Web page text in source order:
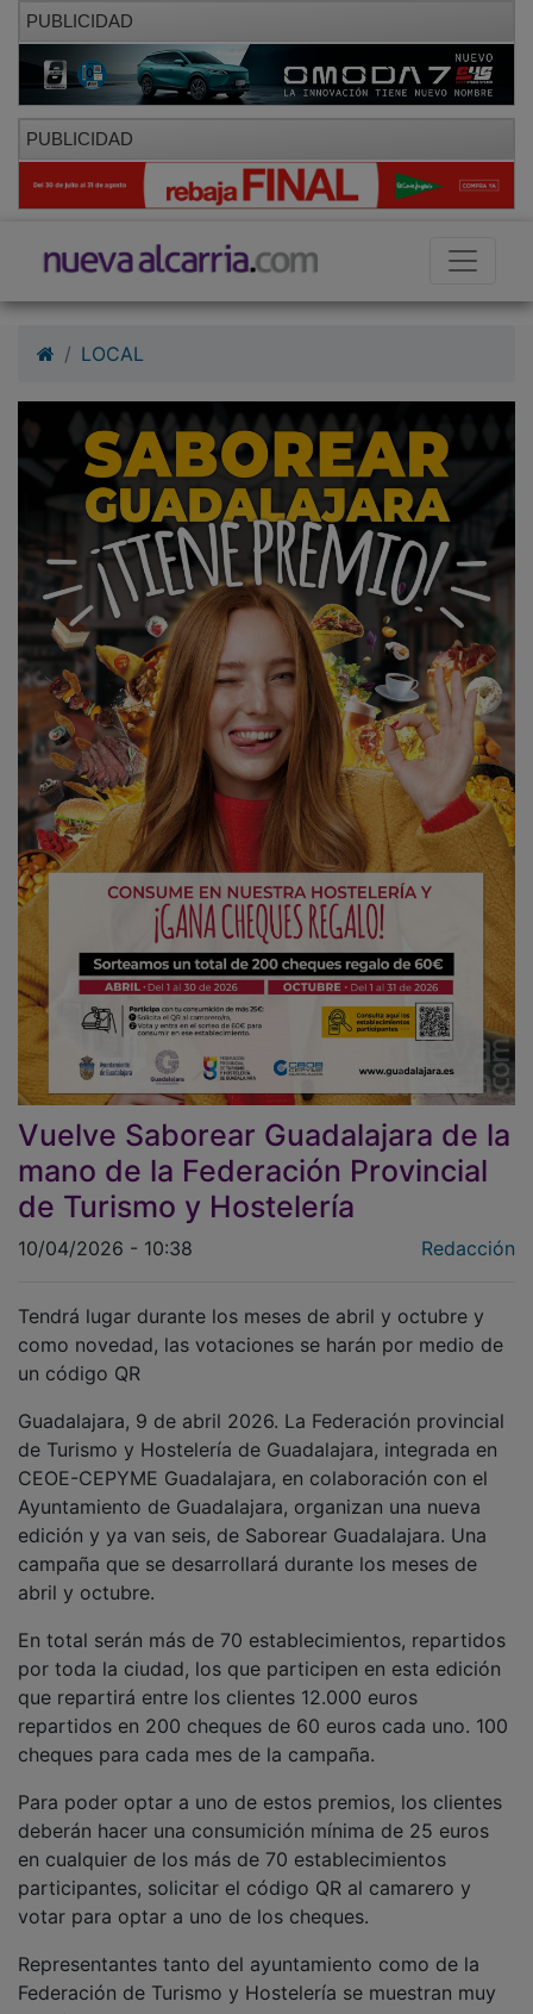
PUBLICIDAD
PUBLICIDAD
Vuelve Saborear Guadalajara de la
mano de la Federación Provincial
de Turismo y Hostelería
como novedad, las votaciones se harán por medio de
un código QR
de Turismo y Hostelería de Guadalajara, integrada en
CEOE-CEPYME Guadalajara, en colaboración con el
Ayuntamiento de Guadalajara, organizan una nueva
edición y ya van seis, de Saborear Guadalajara. Una
campaña que se desarrollará durante los meses de
abril y octubre.
por toda la ciudad, los que participen en esta edición
que repartirá entre los clientes 12.000 euros
repartidos en 200 cheques de 60 euros cada uno. 100
cheques para cada mes de la campaña.
deberán hacer una consumición mínima de 25 euros
en cualquier de los más de 70 establecimientos
participantes, solicitar el código QR al camarero y
votar para optar a uno de los cheques.
Federación de Turismo y Hostelería se muestran muy
satisfechos con esta iniciativa que en las cinco